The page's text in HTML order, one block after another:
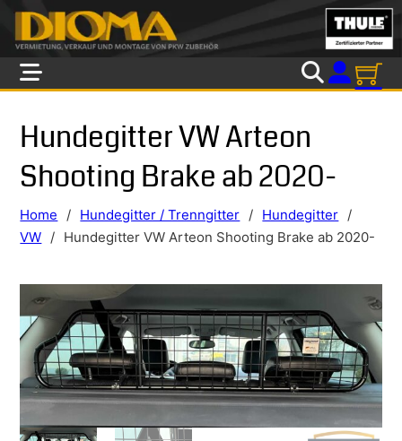
Skip to main content
Skip to footer
Hundegitter VW Arteon
Shooting Brake ab 2020-
Home / Hundegitter / Trenngitter / Hundegitter /
VW / Hundegitter VW Arteon Shooting Brake ab 2020-